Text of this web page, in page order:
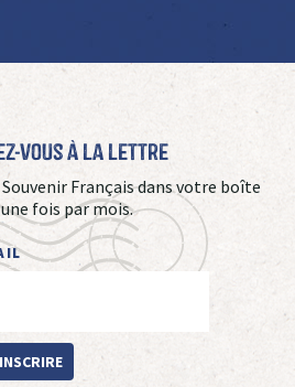
vous à La Lettre
Français dans votre boîte
fois par mois.